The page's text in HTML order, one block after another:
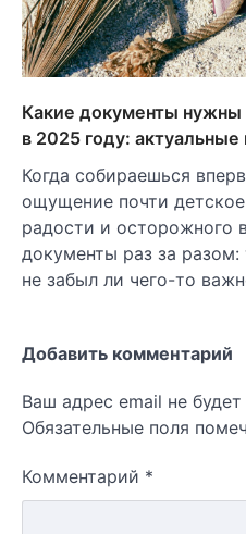
Какие документы нужны
в 2025 году: актуальные
Когда собираешься
ощущение почти
радости и осторожного
документы раз за разом:
не забыл ли чего-то
Добавить комментарий
Ваш адрес email не будет
Обязательные поля
Комментарий *